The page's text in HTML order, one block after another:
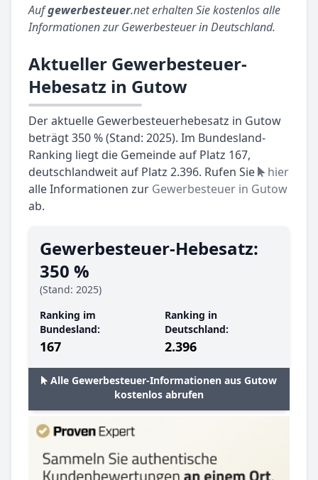
Aufgewerbesteuer.net erhalten Sie kostenlos alle
Informationen zur Gewerbesteuer in Deutschland.
Aktueller Gewerbesteuer-
Hebesatz in Gutow
Der aktuelle Gewerbesteuerhebesatz in Gutow
beträgt 350 % (Stand: 2025). Im Bundesland-
Ranking liegt die Gemeinde auf Platz 167,
deutschlandweit auf Platz 2.396. Rufen Sie
hier
alle Informationen zur Gewerbesteuer in Gutow
ab.
Gewerbesteuer-Hebesatz:
350 %
(Stand: 2025)
Ranking im
Bundesland:
167
Ranking in
Deutschland:
2.396
Alle Gewerbesteuer-Informationen aus Gutow
kostenlos abrufen